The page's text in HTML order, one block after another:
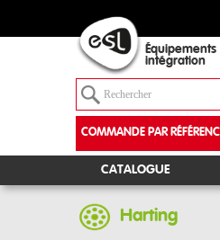
intégration
COMMANDE PAR
CATALOGUE
Harting